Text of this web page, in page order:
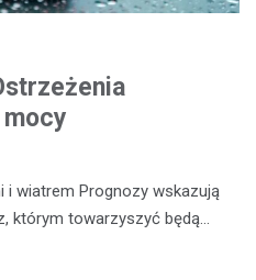
i wiatrem Prognozy wskazują
którym towarzyszyć będą…